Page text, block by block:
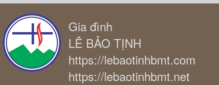
Gia đình
LÊ BẢO TỊNH
https://lebaotinhbmt.com
https://lebaotinhbmt.net